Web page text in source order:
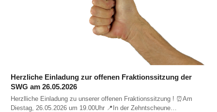
Herzliche Einladung zur offenen Fraktionssitzung der
SWG am 26.05.2026
Herzlliche Einladung zu unserer offenen Fraktionssitzung ! ⏰️Am
Diestag, 26.05.2026 um 19.00Uhr 📍In der Zehntscheune…